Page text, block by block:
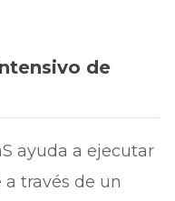
de
ayuda a ejecutar
través de un